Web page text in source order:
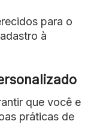
para o
à
que você e
práticas de